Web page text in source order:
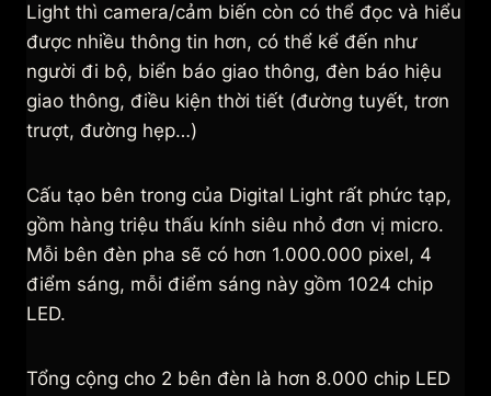
Light thì camera/cảm biến còn có thể đọc và hiểu
được nhiều thông tin hơn, có thể kể đến như
người đi bộ, biển báo giao thông, đèn báo hiệu
giao thông, điều kiện thời tiết (đường tuyết, trơn
trượt, đường hẹp…)
Cấu tạo bên trong của Digital Light rất phức tạp,
gồm hàng triệu thấu kính siêu nhỏ đơn vị micro.
Mỗi bên đèn pha sẽ có hơn 1.000.000 pixel, 4
điểm sáng, mỗi điểm sáng này gồm 1024 chip
LED.
Tổng cộng cho 2 bên đèn là hơn 8.000 chip LED